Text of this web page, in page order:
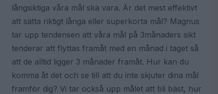
långsiktiga våra mål ska vara. Är det mest effektivt
att sätta riktigt långa eller superkorta mål? Magnus
tar upp tendensen att våra mål på 3månaders sikt
tenderar att flyttas framåt med en månad i taget så
att de alltid ligger 3 månader framåt. Hur kan du
komma åt det och se till att du inte skjuter dina mål
framför dig? Vi tar också upp målet att bli bäst, hur